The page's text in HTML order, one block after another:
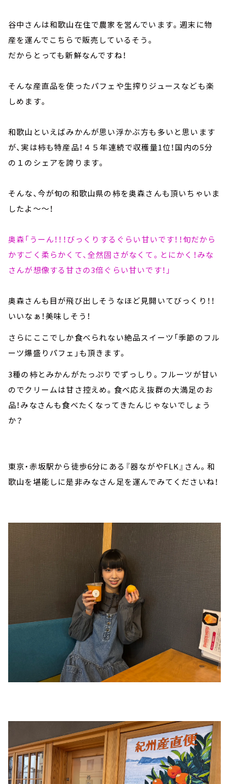
谷中さんは和歌山在住で農家を営んでいます。週末に物
産を運んでこちらで販売しているそう。
だからとっても新鮮なんですね！
そんな産直品を使ったパフェや生搾りジュースなども楽
しめます。
和歌山といえばみかんが思い浮かぶ方も多いと思います
が、実は柿も特産品！４５年連続で収穫量1位！国内の5分
の１のシェアを誇ります。
そんな、今が旬の和歌山県の柿を奥森さんも頂いちゃいま
したよ～～！
奥森「うーん！！！びっくりするぐらい甘いです！！旬だから
かすごく柔らかくて、全然固さがなくて。とにかく！みな
さんが想像する甘さの3倍ぐらい甘いです！」
奥森さんも目が飛び出しそうなほど見開いてびっくり！！
いいなぁ！美味しそう！
さらにここでしか食べられない絶品スイーツ「季節のフル
ーツ爆盛りパフェ」も頂きます。
3種の柿とみかんがたっぷりでずっしり。フルーツが甘い
のでクリームは甘さ控えめ。食べ応え抜群の大満足のお
品！みなさんも食べたくなってきたんじゃないでしょう
か？
東京・赤坂駅から徒歩6分にある『器ながやFLK』さん。和
歌山を堪能しに是非みなさん足を運んでみてくださいね！